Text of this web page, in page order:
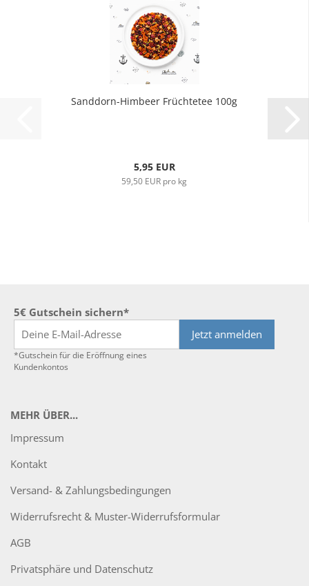
Sanddorn-Himbeer Früchtetee 100g
5,95 EUR
59,50 EUR pro kg
5€ Gutschein sichern*
Jetzt anmelden
*Gutschein für die Eröffnung eines
Kundenkontos
MEHR ÜBER...
Impressum
Kontakt
Versand- & Zahlungsbedingungen
Widerrufsrecht & Muster-Widerrufsformular
AGB
Privatsphäre und Datenschutz